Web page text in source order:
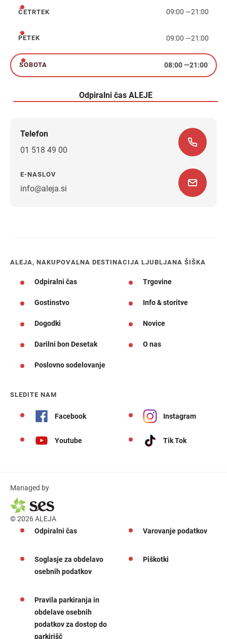
četrtek
ČETRTEK 09:00 —21:00
petek
PETEK 09:00 —21:00
sobota
SOBOTA 08:00—21:00
Odpiralni čas ALEJE
Telefon
01 518 49 00
E-NASLOV
info@aleja.si
ALEJA, NAKUPOVALNA DESTINACIJA LJUBLJANA ŠIŠKA
Odpiralni čas Trgovine
Gostinstvo Info & storitve
Dogodki Novice
Darilni bon Desetak O nas
Poslovno sodelovanje
SLEDITE NAM
Facebook Instagram
Youtube Tik Tok
Managed by
© 2026 ALEJA
Odpiralni čas
Varovanje podatkov
Soglasje za obdelavo
osebnih podatkov
Piškotki
Pravila parkiranja in
obdelave osebnih
podatkov za dostop do
parkirišč